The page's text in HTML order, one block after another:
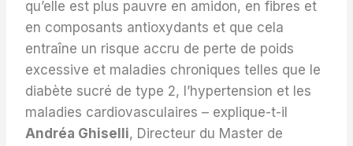
qu’elle est plus pauvre en amidon, en fibres et
en composants antioxydants et que cela
entraîne un risque accru de perte de poids
excessive et maladies chroniques telles que le
diabète sucré de type 2, l’hypertension et les
maladies cardiovasculaires – explique-t-il
Andréa Ghiselli, Directeur du Master de